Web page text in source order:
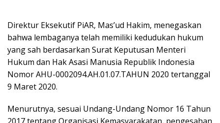
Direktur Eksekutif PiAR, Mas’ud Hakim, menegaskan
bahwa lembaganya telah memiliki kedudukan hukum
yang sah berdasarkan Surat Keputusan Menteri
Hukum dan Hak Asasi Manusia Republik Indonesia
Nomor AHU-0002094.AH.01.07.TAHUN 2020 tertanggal
9 Maret 2020.
Menurutnya, sesuai Undang-Undang Nomor 16 Tahun